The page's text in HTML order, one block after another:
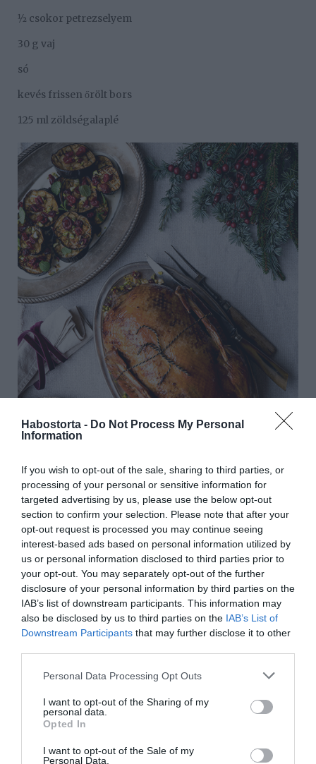
Habostorta - Do Not Process My Personal
Information
If you wish to opt-out of the sale, sharing to third parties, or
processing of your personal or sensitive information for
targeted advertising by us, please use the below opt-out
section to confirm your selection. Please note that after your
opt-out request is processed you may continue seeing
interest-based ads based on personal information utilized by
us or personal information disclosed to third parties prior to
your opt-out. You may separately opt-out of the further
disclosure of your personal information by third parties on the
IAB’s list of downstream participants. This information may
also be disclosed by us to third parties on the IAB’s List of
Downstream Participants that may further disclose it to other
Please note that this website/app uses one or more Google
not limited to your visit or usage behaviour. You may click to
grant or deny consent to Google and its third-party tags to
use your data for below specified purposes in below Google
consent section.
Personal Data Processing Opt Outs
I want to opt-out of the Sharing of my
personal data.
Opted In
I want to opt-out of the Sale of my
Personal Data.
1⁄2 csokor petrezselyem
30 g vaj
só
kevés frissen őrölt bors
125 ml zöldségalaplé
Elkészítés:
1. Melegítsük elő a sütőt 200 fokra, légkeveréses
funkción. A kacsát gyorsan öblítsük le hideg vízzel,
csepegtessük le, és töröljük konyhai papírtörlővel
szárazra. A húst belül és kívül sózzuk be jó erősen. Ez a
legkönnyebben úgy végezhető el, ha valaki segít
megtartani a hasi részt.
2. A töltelékhez pucoljuk meg a hagymát, vágjuk félbe,
majd pedig apró kockákra. Hámozzuk meg a
lert, és ha szükséges, távolítsuk el a fás részeit. Vágjuk
hosszában félbe őket, majd pedig vágjuk vékony
karikákra. Kockázzuk fel a gesztenyét, a vörös áfonyát
pedig aprítsuk fel. Vágjuk
a kenyeret 1 cm-­es kockákra.
Mossuk meg a petrezselymet és vágjuk apróra.